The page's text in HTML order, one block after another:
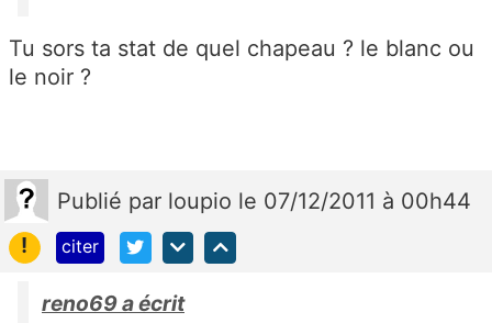
Tu sors ta stat de quel chapeau ? le blanc ou
le noir ?
Publié par loupio le 07/12/2011 à 00h44
!
citer
reno69 a écrit